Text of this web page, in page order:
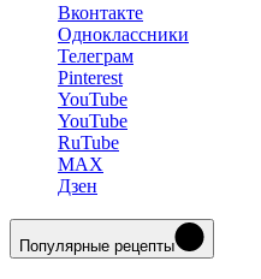
Вконтакте
Одноклассники
Телеграм
Pinterest
YouTube
YouTube
RuTube
MAX
Дзен
Популярные рецепты